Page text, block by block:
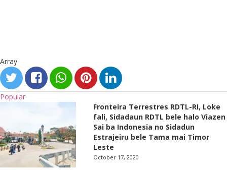
Array
Popular
Fronteira Terrestres RDTL-RI, Loke
fali, Sidadaun RDTL bele halo Viazen
Sai ba Indonesia no Sidadun
Estrajeiru bele Tama mai Timor
Leste
October 17, 2020